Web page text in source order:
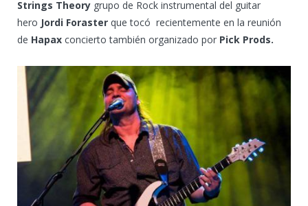
Strings Theory grupo de Rock instrumental del guitar
hero Jordi Foraster que tocó recientemente en la reunión
de Hapax concierto también organizado por Pick Prods.